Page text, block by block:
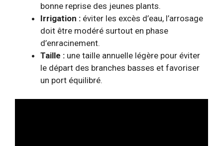
bonne reprise des jeunes plants.
Irrigation : éviter les excès d’eau, l’arrosage
doit être modéré surtout en phase
d’enracinement.
Taille : une taille annuelle légère pour éviter
le départ des branches basses et favoriser
un port équilibré.